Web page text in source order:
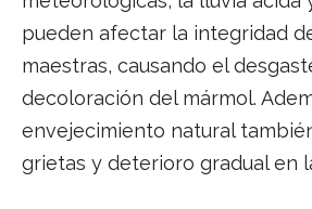
pueden afectar la integridad
maestras, causando el
decoloración del mármol.
envejecimiento natural
grietas y deterioro gradual en